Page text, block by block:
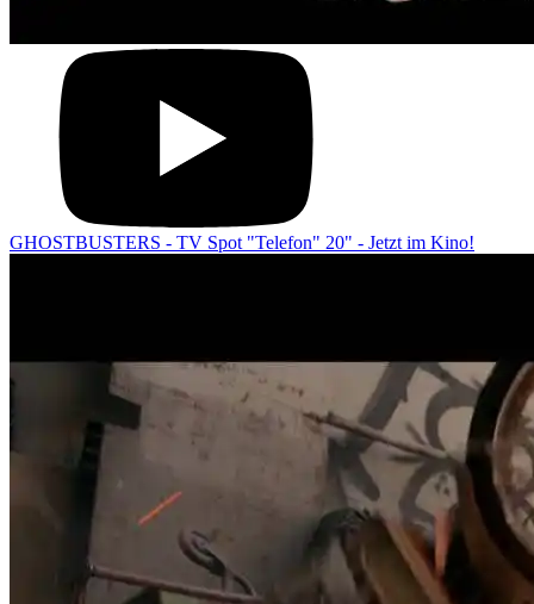
GHOSTBUSTERS - TV Spot "Telefon" 20" - Jetzt im Kino!